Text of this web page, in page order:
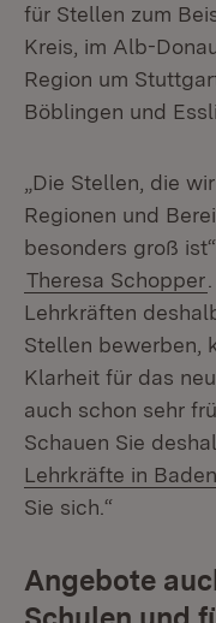
für Stellen zum
Kreis, im Alb-
Region um
Böblingen und
„Die Stellen, die
Regionen und
besonders groß
Theresa Schopper
Lehrkräften
Stellen bewerben,
Klarheit für das
auch schon sehr
Schauen Sie
Lehrkräfte in
Sie sich.“
Angebote